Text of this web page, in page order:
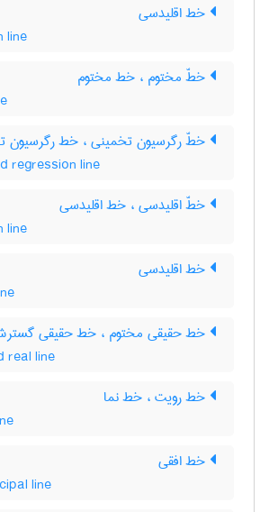
خط اقلیدسی
line
خطّ مختوم ، خط مختوم
خطّ رگرسیون تخمینی ، خط رگرسیون
regression line
خطّ اقلیدسی ، خط اقلیدسی
line
خط اقلیدسی
خط حقیقی مختوم ، خط حقیقی
real line
خط رویت ، خط نما
خط افقی
line